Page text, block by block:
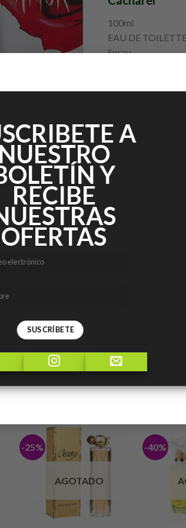
A
NUESTRO
Y
RECIBE
OFERTAS
100ml
EAU DE
Spray
SKU: 3360373063680
Categoría:
Etiqueta:
negras, naranja, mandarina, toronja
chabacano, jazmín, azucena y lirio de los
haba tonka, almizcle, ámbar y cedro de
-25%
Añadir
a lista
AGOTADO
-40%